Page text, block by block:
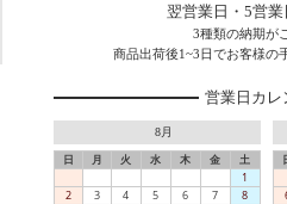
翌営業日・5営業
3種類の納期が
商品出荷後1~3日でお客様の
営業日カレ
8月
日 月 火 水 木 金
土
1
2
3 4 5 6 7
8